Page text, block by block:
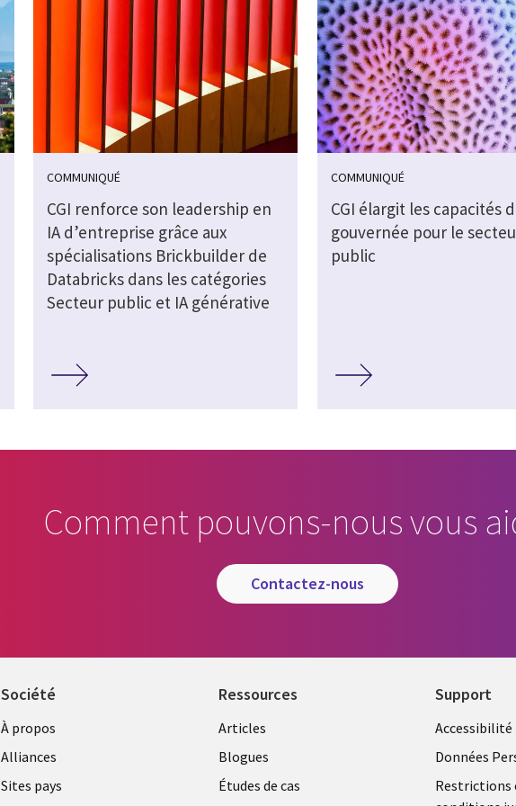
COMMUNIQUÉ
CGI renforce son leadership en
IA d’entreprise grâce aux
spécialisations Brickbuilder de
Databricks dans les catégories
Secteur public et IA générative
COMMUNIQUÉ
CGI élargit les capacités
gouvernée pour le
public
Comment pouvons-nous vous
contactez-nous
Société
À propos
Alliances
Sites pays
Ressources
Articles
Blogues
Études de cas
Support
Accessibilité
Données
Restrictions